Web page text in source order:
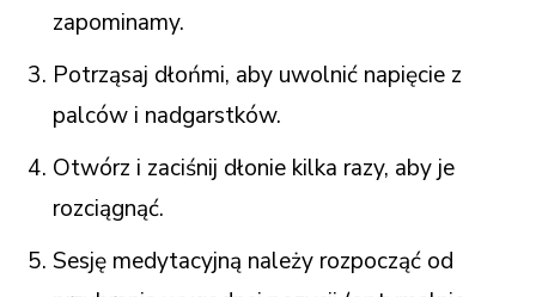
zapominamy.
Potrząsaj dłońmi, aby uwolnić napięcie z
palców i nadgarstków.
Otwórz i zaciśnij dłonie kilka razy, aby je
rozciągnąć.
Sesję medytacyjną należy rozpocząć od